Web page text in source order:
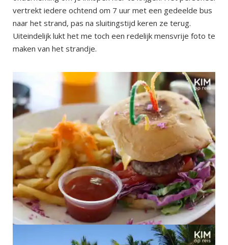
vertrekt iedere ochtend om 7 uur met een gedeelde bus
naar het strand, pas na sluitingstijd keren ze terug.
Uiteindelijk lukt het me toch een redelijk mensvrije foto te
maken van het strandje.